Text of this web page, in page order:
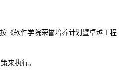
《软件学院荣誉培养计划暨卓越工程
来执行。